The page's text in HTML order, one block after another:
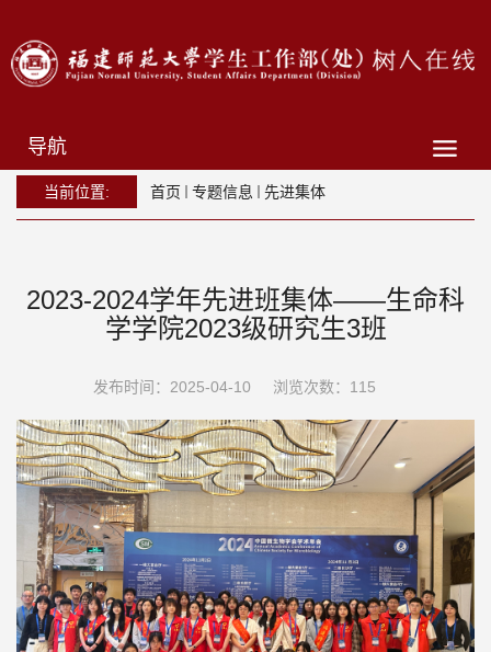
导航
当前位置: 首页 专题信息 先进集体
2023-2024学年先进班集体——生命科
学学院2023级研究生3班
发布时间：2025-04-10 浏览次数： 115